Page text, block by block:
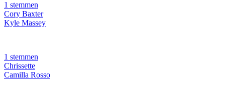
1 stemmen
Cory Baxter
Kyle Massey
1 stemmen
Chrissette
Camilla Rosso